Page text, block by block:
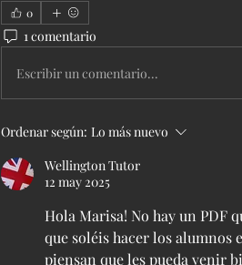
0
1 comentario
Escribir un comentario...
Ordenar según: Lo más nuevo
Wellington Tutor
12 may 2025
Hola Marisa! No hay un PDF
que soléis hacer los alumnos
piensan que les pueda venir